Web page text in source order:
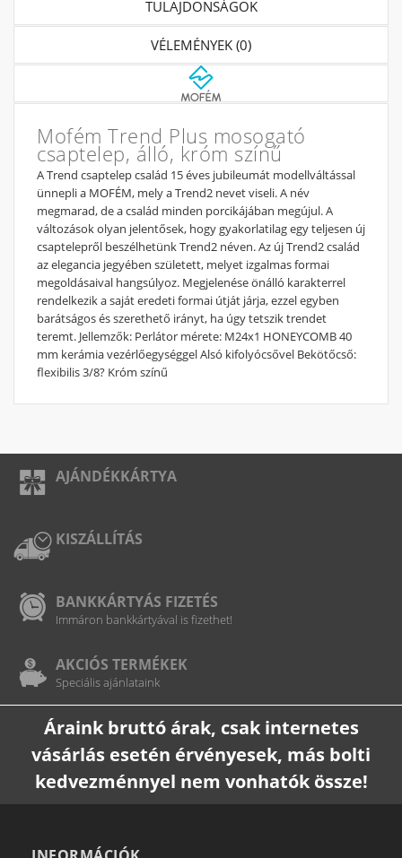
TULAJDONSÁGOK
VÉLEMÉNYEK (0)
Mofém Trend Plus mosogató
csaptelep, álló, króm színű
A Trend csaptelep család 15 éves jubileumát modellváltással
ünnepli a MOFÉM, mely a Trend2 nevet viseli. A név
megmarad, de a család minden porcikájában megújul. A
változások olyan jelentősek, hogy gyakorlatilag egy teljesen új
csaptelepről beszélhetünk Trend2 néven. Az új Trend2 család
az elegancia jegyében született, melyet izgalmas formai
megoldásaival hangsúlyoz. Megjelenése önálló karakterrel
rendelkezik a saját eredeti formai útját járja, ezzel egyben
barátságos és szerethető irányt, ha úgy tetszik trendet
teremt. Jellemzők: Perlátor mérete: M24x1 HONEYCOMB 40
mm kerámia vezérlőegységgel Alsó kifolyócsővel Bekötőcső:
flexibilis 3/8? Króm színű
AJÁNDÉKKÁRTYA
KISZÁLLÍTÁS
BANKKÁRTYÁS FIZETÉS
Immáron bankkártyával is fizethet!
AKCIÓS TERMÉKEK
Speciális ajánlataink
Áraink bruttó árak, csak internetes
vásárlás esetén érvényesek, más bolti
kedvezménnyel nem vonhatók össze!